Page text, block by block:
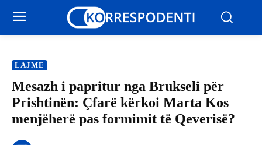
LAJME
Mesazh i papritur nga Brukseli për
Prishtinën: Çfarë kërkoi Marta Kos
menjëherë pas formimit të Qeverisë?